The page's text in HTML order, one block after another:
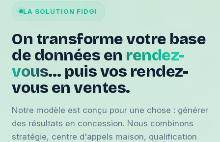
LA SOLUTION FIDGI
On transforme votre base
de données en rendez-
vous… puis vos rendez-
vous en ventes.
Notre modèle est conçu pour une chose : générer
des résultats en concession. Nous combinons
stratégie, centre d'appels maison, qualification